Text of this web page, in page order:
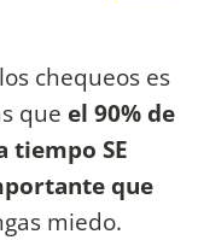
chequeos es
que el 90% de
tiempo SE
que
miedo.